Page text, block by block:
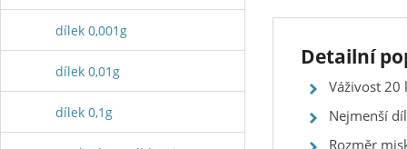
Detailní
Váživost 20
Nejmenší
Rozměr
dílek 0,001g
dílek 0,01g
dílek 0,1g